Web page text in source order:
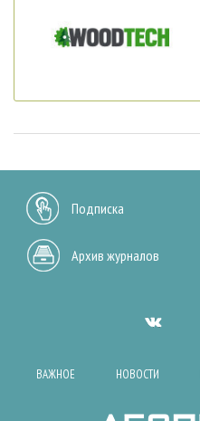
Подписка
Архив журналов
ВАЖНОЕ НОВОСТИ